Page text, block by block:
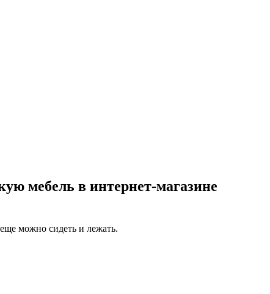
мебель в интернет-магазине
можно сидеть и лежать.